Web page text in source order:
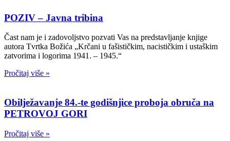
POZIV – Javna tribina
Čast nam je i zadovoljstvo pozvati Vas na predstavljanje knjige
autora Tvrtka Božića „Krčani u fašističkim, nacističkim i ustaškim
zatvorima i logorima 1941. – 1945.“
Pročitaj više »
Obilježavanje 84.-te godišnjice proboja obruča na
PETROVOJ GORI
Pročitaj više »